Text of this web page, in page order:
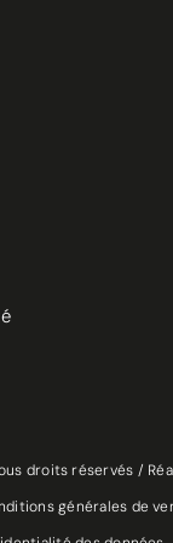
droits réservés /
générales de